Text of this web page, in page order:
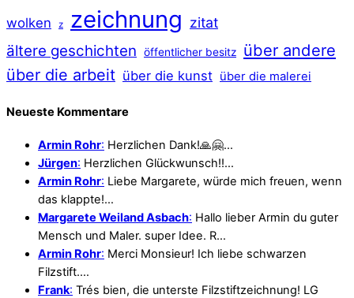
wolken z zeichnung zitat
ältere geschichten öffentlicher besitz über andere
über die arbeit über die kunst über die malerei
Neueste Kommentare
Armin Rohr: Herzlichen Dank!🙏🤗…
Jürgen: Herzlichen Glückwunsch!!…
Armin Rohr: Liebe Margarete, würde mich freuen, wenn
das klappte!…
Margarete Weiland Asbach: Hallo lieber Armin du guter
Mensch und Maler. super Idee. R…
Armin Rohr: Merci Monsieur! Ich liebe schwarzen
Filzstift.…
Frank: Trés bien, die unterste Filzstiftzeichnung! LG